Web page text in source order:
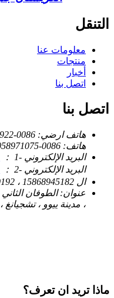
التنقل
معلومات عنا
منتجات
أخبار
اتصل بنا
اتصل بنا
هاتف ارضي: 0086-15868945922
هاتف: 0086-18058971075
البريد الإلكتروني -1 ：
البريد الإلكتروني -2 ：
ال WhatsApp: 13735609192 ،
عنوان:
، مدينة ييوو ، تشجيانغ
ماذا تريد ان تعرف؟